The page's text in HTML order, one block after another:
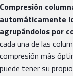
Compresión
automáticamente
agrupándolos por
cada una de las
compresión más
puede tener su